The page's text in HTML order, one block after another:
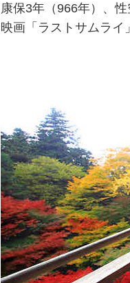
康保3年（966年）、
映画「ラストサムライ